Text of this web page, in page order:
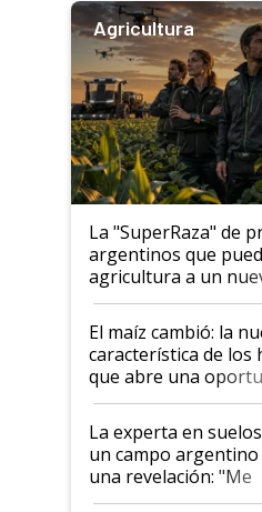
Agricultura
La "SuperRaza" de
argentinos que
agricultura a un
posibilidades de
infinitas"
El maíz cambió: la
característica de los
que abre una
el lote
La experta en
un campo
una revelación: "Me
impresionó mucho"